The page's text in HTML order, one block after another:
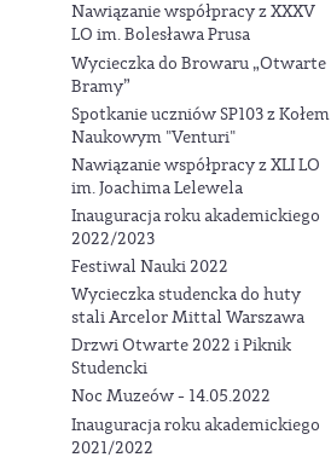
Nawiązanie współpracy z XXXV
LO im. Bolesława Prusa
Wycieczka do Browaru „Otwarte
Bramy”
Spotkanie uczniów SP103 z Kołem
Naukowym "Venturi"
Nawiązanie współpracy z XLI LO
im. Joachima Lelewela
Inauguracja roku akademickiego
2022/2023
Festiwal Nauki 2022
Wycieczka studencka do huty
stali Arcelor Mittal Warszawa
Drzwi Otwarte 2022 i Piknik
Studencki
Noc Muzeów - 14.05.2022
Inauguracja roku akademickiego
2021/2022